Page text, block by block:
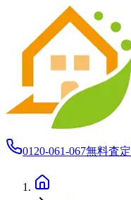
0120-061-067無料査定